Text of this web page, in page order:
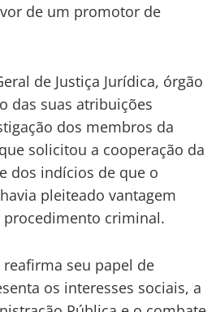
de um promotor de
de Justiça Jurídica, órgão
das suas atribuições
dos membros da
solicitou a cooperação da
dos indícios de que o
pleiteado vantagem
criminal.
seu papel de
os interesses sociais, a